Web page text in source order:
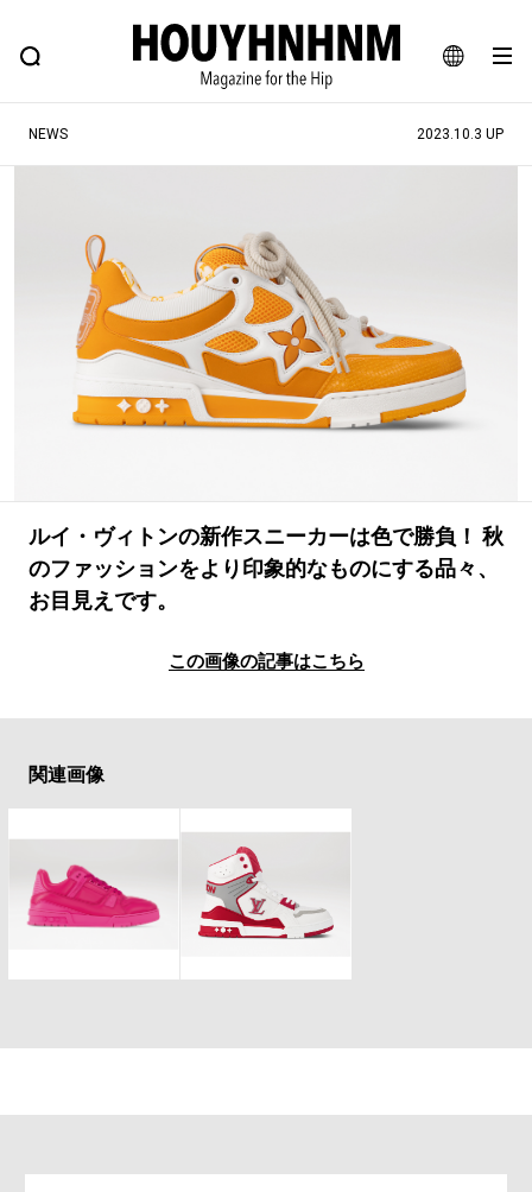
JA
EN
FEATURE BLOG SNAP
ヒップなファッション、カルチャー、ライフスタイルWEBマガジン
#SHOPPING ADDICT #憧れの逸品
#ESSENTIAL DESIGNS #古着サミット
#NEW VINTAGE #マイナーグッド図鑑
#路地裏てぃーん。 #MONTHLY JOURNAL
#GH 銘品の所以 #フイナムのYouTube
#LIFESTYLE #SNEAKER #OUTDOOR
#SPORTS #HANDSOME HANDBOOK
NEWS 2023.10.3 UP
ルイ・ヴィトンの新作スニーカーは色で勝負！ 秋
のファッションをより印象的なものにする品々、
お目見えです。
この画像の記事はこちら
関連画像